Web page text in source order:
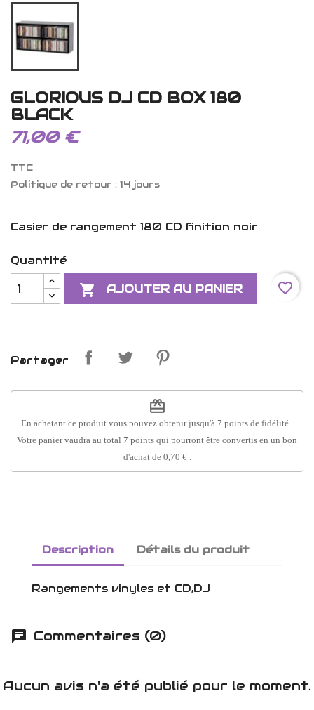
GLORIOUS DJ CD BOX 180
BLACK
71,00 €
TTC
Politique de retour : 14 jours
Casier de rangement 180 CD finition noir
Quantité
 AJOUTER AU PANIER favorite_border
Partager
redeem
En achetant ce produit vous pouvez obtenir jusqu'à 7 points de fidélité
Votre panier vaudra au total 7 points qui pourront être convertis en un bon
d'achat de 0,70 €.
Description Détails du produit
Rangements vinyles et CD,DJ
Commentaires (0)
Aucun avis n'a été publié pour le moment.